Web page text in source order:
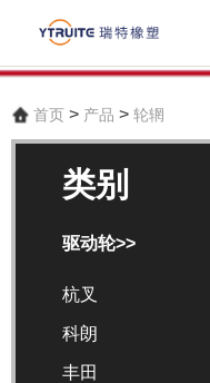
首页 > 产品 > 轮辋
类别
驱动轮>>
杭叉
科朗
丰田